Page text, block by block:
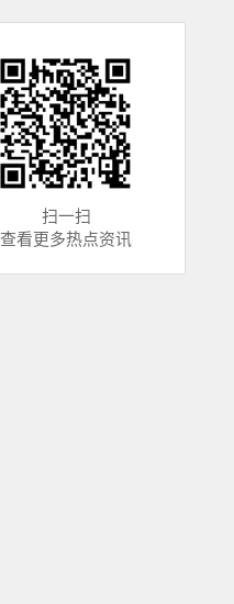
扫一扫
查看更多热点资讯